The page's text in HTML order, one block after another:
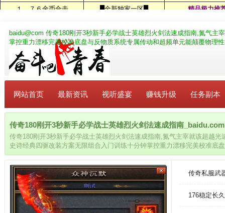
baidu@com 传奇180刚开3秒新手必学战士英雄烈火剑法速成指南,氮气主
掌控重力漂移完美校准底盘与反物质系统专属传动和超频单元能颠覆物理
网站首页 最新资讯 视听盛宴 赚钱升级 任务副本
传奇180刚开3秒新手必学战士英雄烈火剑法速成指南_baidu.com
传奇180刚开3秒新手必学战士英雄烈火剑法速成指南,氮气主宰就该超越
史诗经典四驱改装方案无限组合入门训练十分钟掌控重力漂移完美校准底
颠覆物理性能阈值
传奇私服武
176稳定长